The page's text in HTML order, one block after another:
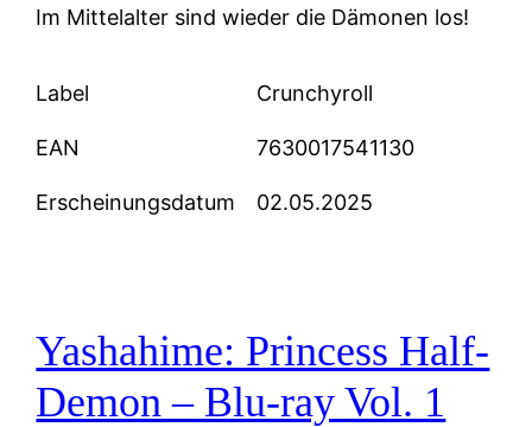
Im Mittelalter sind wieder die Dämonen los!
Label Crunchyroll
EAN 7630017541130
Erscheinungsdatum 02.05.2025
Yashahime: Princess Half-
Demon – Blu-ray Vol. 1